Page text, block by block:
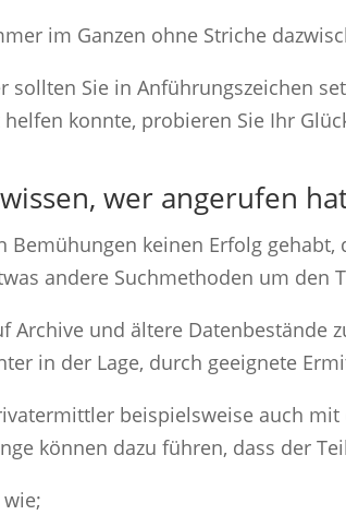
im Ganzen ohne Striche
sollten Sie in Anführungszeichen
konnte, probieren Sie Ihr
wer angerufen
Bemühungen keinen Erfolg
andere Suchmethoden um
Archive und ältere Datenbestände
in der Lage, durch geeignete
beispielsweise auch
können dazu führen, dass der